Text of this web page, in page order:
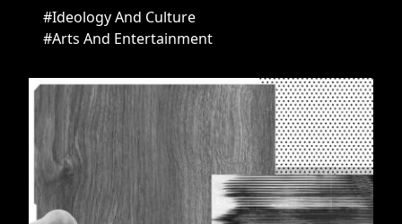
#Ideology And Culture
#Arts And Entertainment